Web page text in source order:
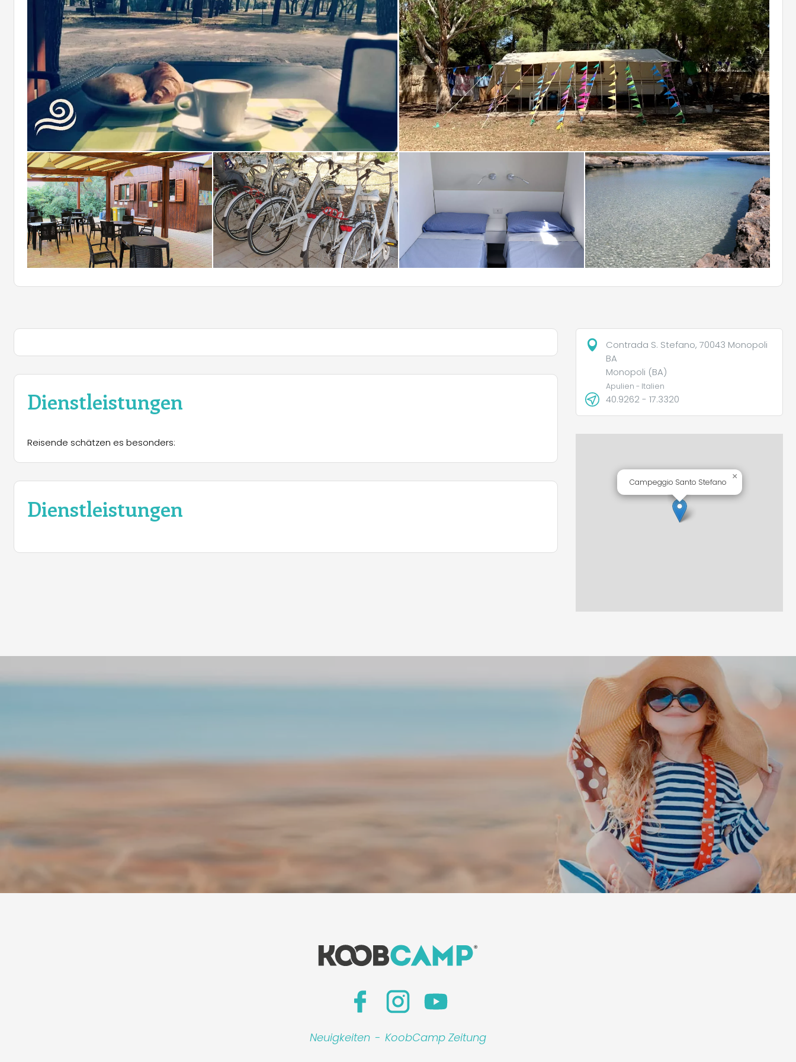
Dienstleistungen
Reisende schätzen es besonders:
Dienstleistungen
Contrada S. Stefano, 70043 Monopoli
BA
Monopoli (BA)
Apulien - Italien
40.9262 - 17.3320
Campeggio Santo Stefano
×
Neuigkeiten - KoobCamp Zeitung